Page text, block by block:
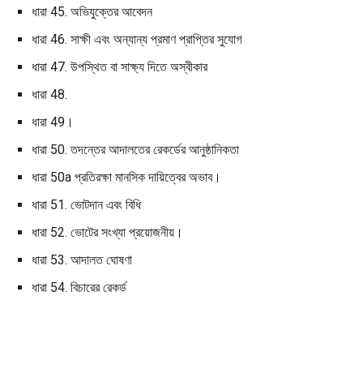
ধারা 45. অভিযুক্তের আবেদন
ধারা 46. সাক্ষী এবং অন্যান্য প্রমাণ প্রাপ্তির সুযোগ
ধারা 47. উপস্থিত বা সাক্ষ্য দিতে অস্বীকার
ধারা 48.
ধারা 49।
ধারা 50. তদন্তের আদালতের রেকর্ডের আনুষ্ঠানিকতা
ধারা 50a প্রতিরক্ষা মানসিক দায়িত্বের অভাব।
ধারা 51. ভোটদান এবং বিধি
ধারা 52. ভোটের সংখ্যা প্রয়োজনীয়।
ধারা 53. আদালত ঘোষণা
ধারা 54. বিচারের রেকর্ড